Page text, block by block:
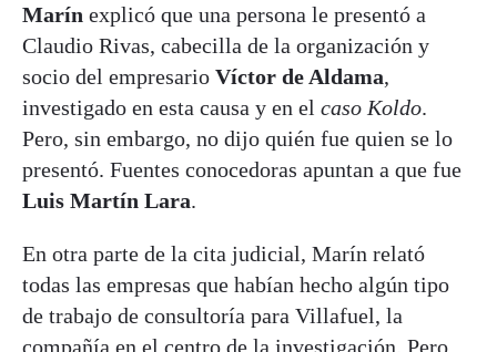
Marín explicó que una persona le presentó a
Claudio Rivas, cabecilla de la organización y
socio del empresario Víctor de Aldama,
investigado en esta causa y en el caso Koldo.
Pero, sin embargo, no dijo quién fue quien se lo
presentó. Fuentes conocedoras apuntan a que fue
Luis Martín Lara.
En otra parte de la cita judicial, Marín relató
todas las empresas que habían hecho algún tipo
de trabajo de consultoría para Villafuel, la
compañía en el centro de la investigación. Pero